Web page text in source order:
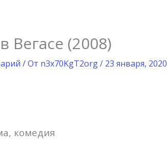
(2008)
/ От n3x70KgT2org/ 23 января, 2020
комедия